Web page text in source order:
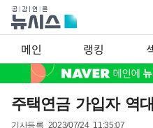
메인 랭킹
주택연금 가입자 역
기사등록 2023/07/24 11:35:07